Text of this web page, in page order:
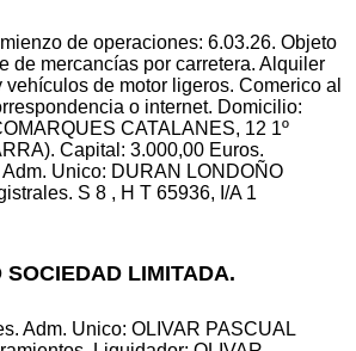
de operaciones: 6.03.26. Objeto
de mercancías por carretera. Alquiler
de motor ligeros. Comerico al
o internet. Domicilio:
CATALANES, 12 1º
Capital: 3.000,00 Euros.
Unico: DURAN LONDOÑO
S 8 , H T 65936, I/A 1
SOCIEDAD LIMITADA.
Adm. Unico: OLIVAR PASCUAL